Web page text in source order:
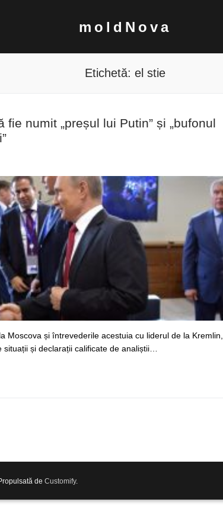
moldNova
Etichetă: el stie
fie numit „preșul lui Putin” și „bufonul
Moscova și întrevederile acestuia cu liderul de la Kremlin,
situații și declarații calificate de analiștii…
de Customify.